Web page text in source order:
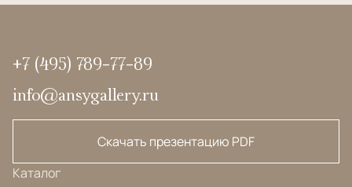
+7 (495) 789-77-89
info@ansygallery.ru
Скачать презентацию PDF
Каталог